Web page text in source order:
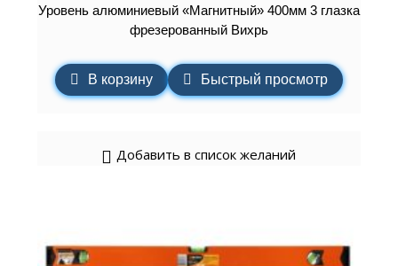
Уровень алюминиевый «Магнитный» 400мм 3 глазка
фрезерованный Вихрь
В корзину Быстрый просмотр
Добавить в список желаний